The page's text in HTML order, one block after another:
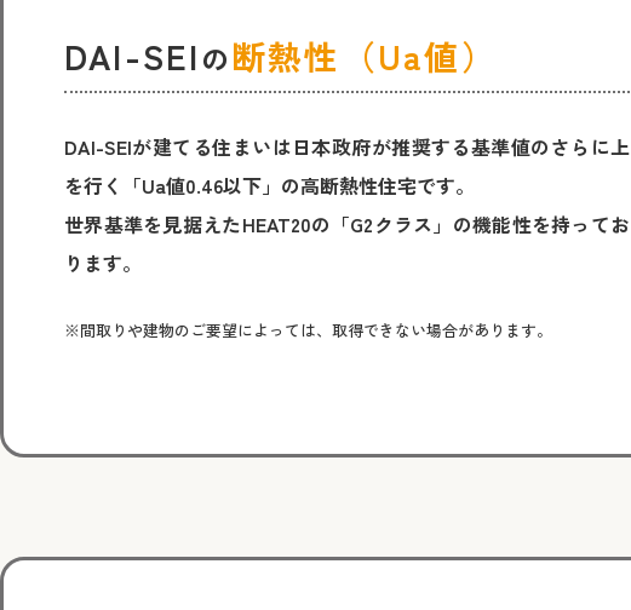
DAI-SEIの断熱性（Ua値）
DAI-SEIが建てる住まいは日本政府が推奨する基準値のさらに上
を行く「Ua値0.46以下」の高断熱性住宅です。
世界基準を見据えたHEAT20の「G2クラス」の機能性を持ってお
ります。
間取りや建物のご要望によっては、取得できない場合があります。